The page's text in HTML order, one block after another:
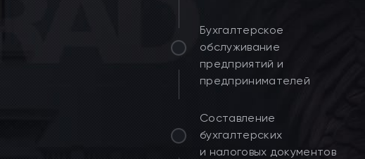
Бухгалтерское
обслуживание
предприятий и
предпринимателей
Составление
бухгалтерских
и налоговых документов